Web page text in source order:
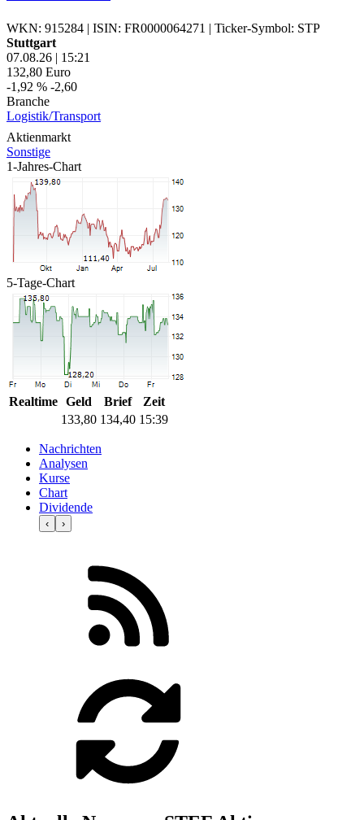
WKN: 915284 | ISIN: FR0000064271 | Ticker-Symbol: STP
Stuttgart
07.08.26 | 15:21
132,80 Euro
-1,92 % -2,60
Branche
Logistik/Transport
Aktienmarkt
Sonstige
1-Jahres-Chart
5-Tage-Chart
Realtime Geld Brief
Zeit
133,80 134,40 15:39
Nachrichten
Analysen
Kurse
Chart
Dividende
‹ ›